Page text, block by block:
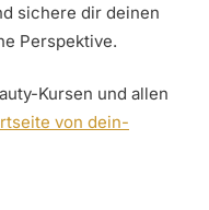
sichere dir deinen
Perspektive.
Kursen und allen
von dein-